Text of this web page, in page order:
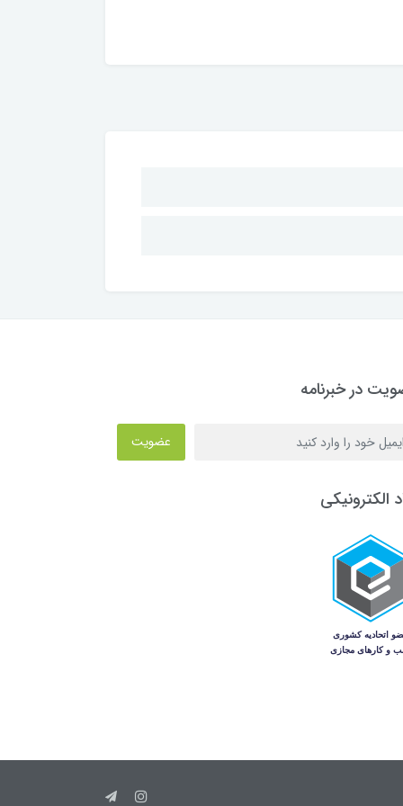
در خبرنامه
عضویت
الکترونیکی